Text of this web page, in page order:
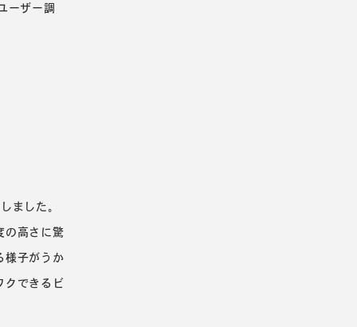
ーザー調
ました。
の高さに驚
様子がうか
クできるビ